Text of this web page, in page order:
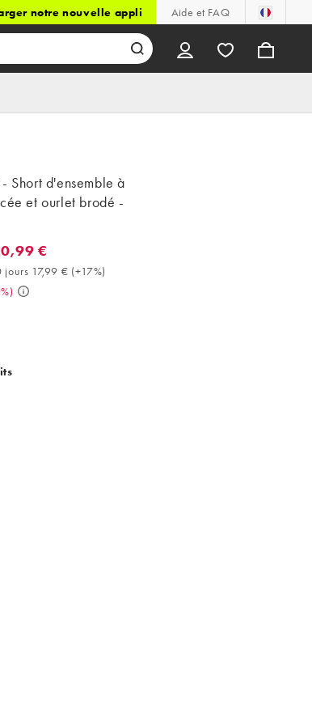
notre nouvelle appli Aide et FAQ
Short d'ensemble à
et ourlet brodé -
€. Meilleur prix sur 30 jours 17,99 € (+17%). Avant
€
jours 17,99 € (+17%)
)